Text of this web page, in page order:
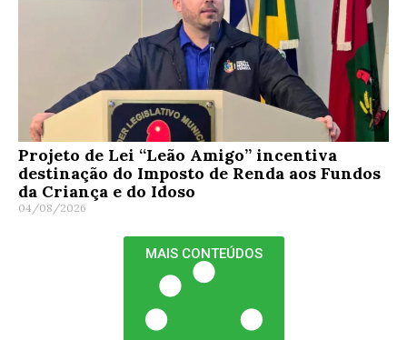
Projeto de Lei “Leão Amigo” incentiva
destinação do Imposto de Renda aos Fundos
da Criança e do Idoso
04/08/2026
MAIS CONTEÚDOS